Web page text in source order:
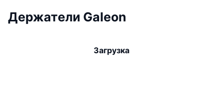
Держатели Galeon
Загрузка